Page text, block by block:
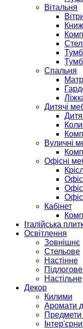
Вітальня
Спальня
Дитячі
Вуличні
Офісні
Кабінет
Італійська
Освітлення
Зовнішнє
Стельове
Настінне
Підлогове
Настільне
Декор
Килими
Аромати
Предмети